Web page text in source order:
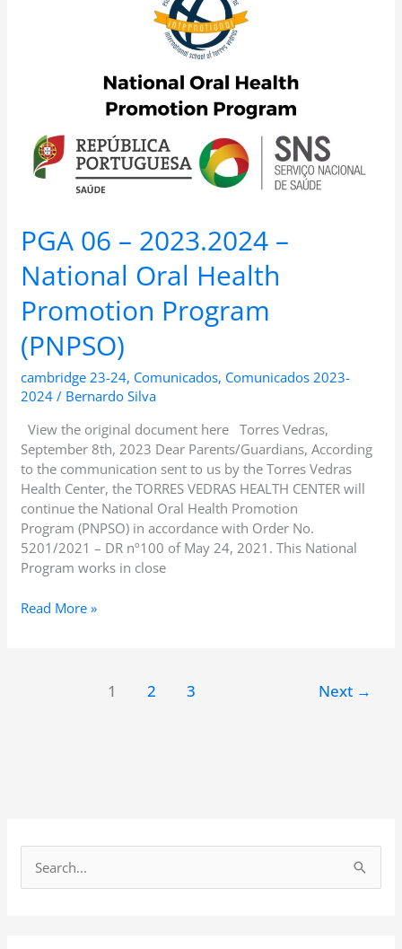
PGA 06 – 2023.2024 –
National Oral Health
Promotion Program
(PNPSO)
cambridge 23-24, Comunicados, Comunicados 2023-
2024 / Bernardo Silva
View the original document here Torres Vedras,
September 8th, 2023 Dear Parents/Guardians, According
to the communication sent to us by the Torres Vedras
Health Center, the TORRES VEDRAS HEALTH CENTER will
continue the National Oral Health Promotion
Program (PNPSO) in accordance with Order No.
5201/2021 – DR nº100 of May 24, 2021. This National
Program works in close
Promotion
Program
(PNPSO)
Read More »
1 2 3 Next →